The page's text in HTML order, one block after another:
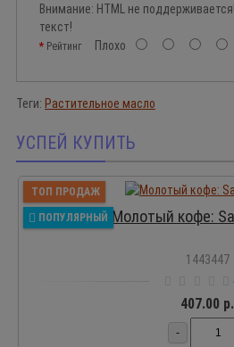
Внимание: HTML не
текст!
Рейтинг Плохо
Теги: Растительное масло
УСПЕЙ КУПИТЬ
ТОП ПРОДАЖ
ПОПУЛЯРНЫЙ Молотый кофе:
1443447
407.00 р.
-